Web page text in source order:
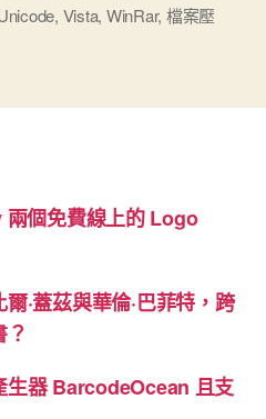
縮
壓
, Vista, WinRar, 檔案壓
個免費線上的 Logo
·蓋茲與華倫·巴菲特，跨
生器 BarcodeOcean 且支